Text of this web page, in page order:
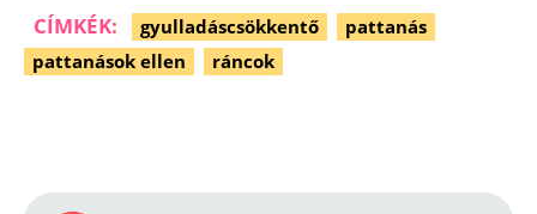
CÍMKÉK: gyulladáscsökkentő
pattanás
pattanások ellen
ráncok